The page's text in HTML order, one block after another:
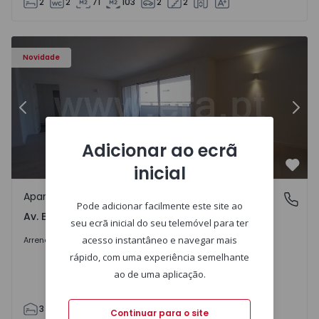
Novidade
Apartamento T3 Porto, Av. Boavista - 1575472 - 5
Anterior
Av. Boavista, Porto
Apartamento
Av. Boavista, Porto
Arrendar 2.300 €/mês
3 142 2 4
Adicionar ao ecrã
inicial
Pode adicionar facilmente este site ao
seu ecrã inicial do seu telemóvel para ter
acesso instantâneo e navegar mais
rápido, com uma experiência semelhante
ao de uma aplicação.
Continuar para o site